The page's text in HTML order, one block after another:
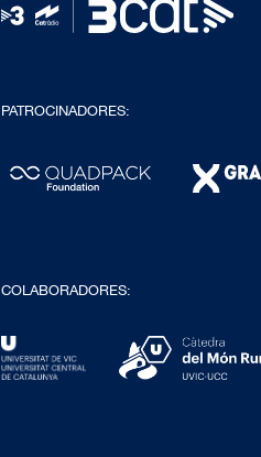
PATROCINADORES:
COLABORADORES: